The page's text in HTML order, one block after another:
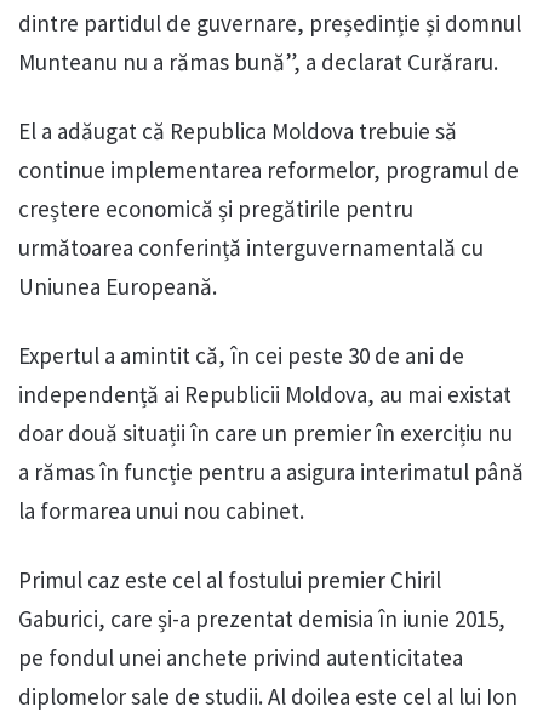
dintre partidul de guvernare, președinție și domnul
Munteanu nu a rămas bună”, a declarat Curăraru.
El a adăugat că Republica Moldova trebuie să
continue implementarea reformelor, programul de
creștere economică și pregătirile pentru
următoarea conferință interguvernamentală cu
Uniunea Europeană.
Expertul a amintit că, în cei peste 30 de ani de
independență ai Republicii Moldova, au mai existat
doar două situații în care un premier în exercițiu nu
a rămas în funcție pentru a asigura interimatul până
la formarea unui nou cabinet.
Primul caz este cel al fostului premier Chiril
Gaburici, care și-a prezentat demisia în iunie 2015,
pe fondul unei anchete privind autenticitatea
diplomelor sale de studii. Al doilea este cel al lui Ion